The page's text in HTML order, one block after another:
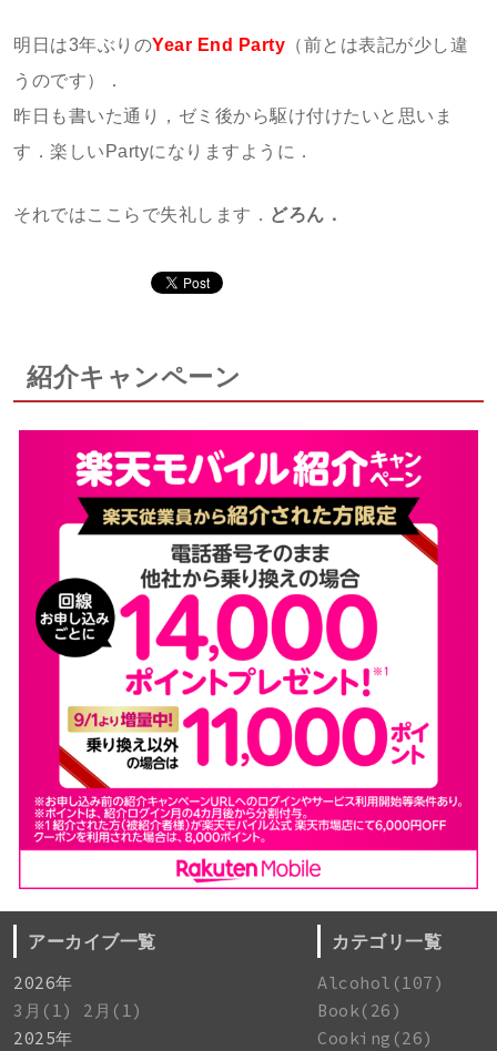
明日は3年ぶりのYear End Party （前とは表記が少し違
うのです）．
昨日も書いた通り，ゼミ後から駆け付けたいと思いま
す．楽しいPartyになりますように．
それではここらで失礼します． どろん．
紹介キャンペーン
アーカイブ一覧
2026年
3月(1)
2月(1)
2025年
カテゴリ一覧
Alcohol(107)
Book(26)
Cooking(26)